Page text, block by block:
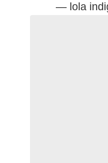
— lola